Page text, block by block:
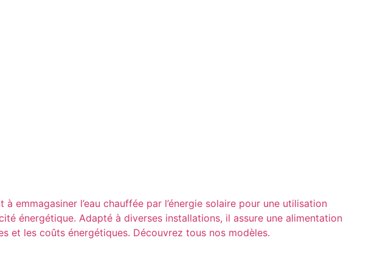
l’eau chauffée par l’énergie solaire pour une utilisation
énergétique. Adapté à diverses installations, il assure une alimentation
et les coûts énergétiques. Découvrez tous nos modèles.